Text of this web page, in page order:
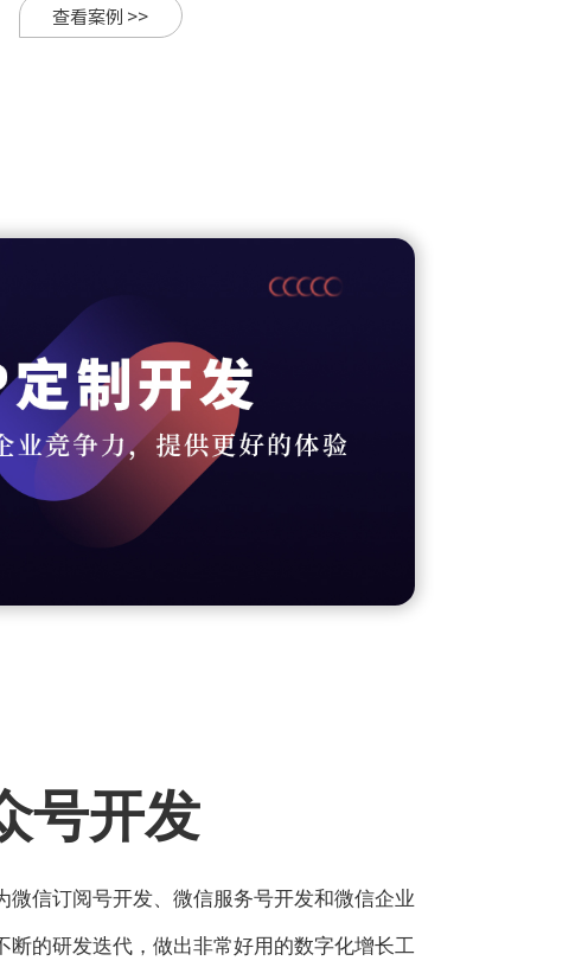
查看案例 >>
号开发
微信订阅号开发、微信服务号开发和微信企业
断的研发迭代，做出非常好用的数字化增长工